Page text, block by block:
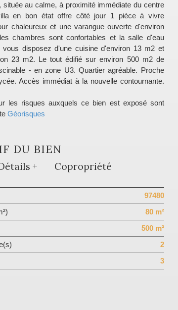
située au calme, à proximité immédiate du centre
en bon état offre côté jour 1 pièce à vivre
chaleureux et une varangue ouverte d'environ
chambres sont confortables et la salle d'eau
vous disposez d'une cuisine d'environ 13 m2 et
23 m2. Le tout édifié sur environ 500 m2 de
- en zone U3. Quartier agréable. Proche
Accès immédiat à la nouvelle contournante.
les risques auxquels ce bien est exposé sont
Géorisques
DU BIEN
+
Copropriété
97480
80 m²
500 m²
2
3